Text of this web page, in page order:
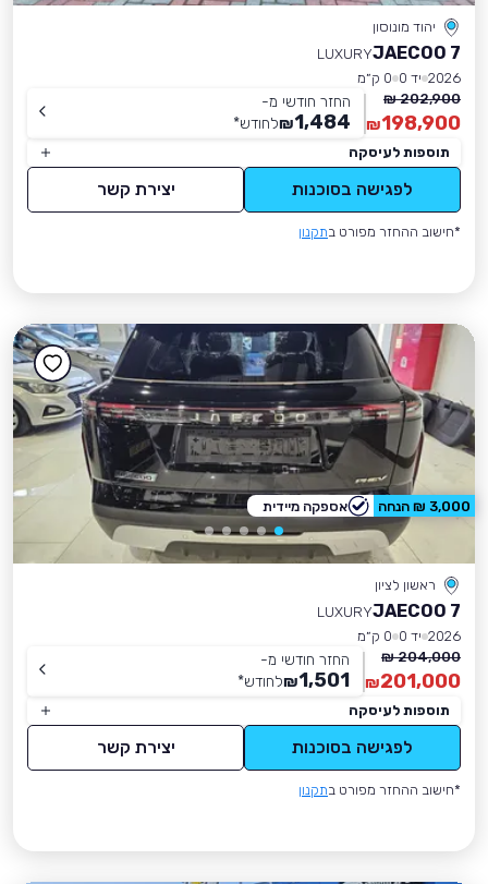
יהוד מונוסון
JAECOO 7
LUXURY
2026 יד 0
0 ק״מ
202,900 ₪
198,900
₪
החזר חודשי מ-
1,484
₪לחודש*
תוספות לעיסקה
לפגישה בסוכנות יצירת קשר
*חישוב ההחזר מפורט בתקנון
ראשון לציון
JAECOO 7
LUXURY
2026 יד 0
0 ק״מ
204,000 ₪
201,000
₪
החזר חודשי מ-
1,501
₪לחודש*
תוספות לעיסקה
לפגישה בסוכנות יצירת קשר
*חישוב ההחזר מפורט בתקנון
3,000 ₪ הנחה אספקה מיידית